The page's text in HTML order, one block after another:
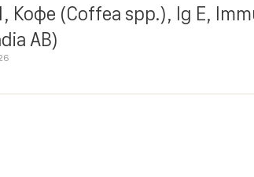
Кофе (Coffea spp.), Ig E,
AB)